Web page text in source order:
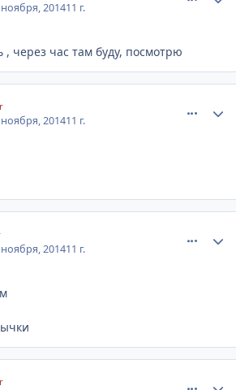
201411 г.
, через час там буду, посмотрю
201411 г.
201411 г.